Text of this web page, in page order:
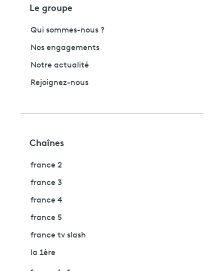
Le groupe
Qui sommes-nous ?
Nos engagements
Notre actualité
Rejoignez-nous
Chaînes
france 2
france 3
france 4
france 5
france tv slash
la 1ère